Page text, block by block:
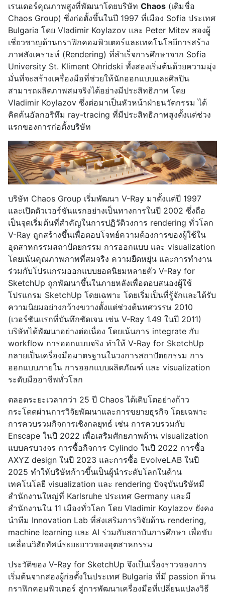
เรนเดอร์คุณภาพสูงที่พัฒนาโดยบริษัท Chaos (เดิมชื่อ
Chaos Group) ซึ่งก่อตั้งขึ้นในปี 1997 ที่เมือง Sofia ประเทศ
Bulgaria โดย Vladimir Koylazov และ Peter Mitev สองผู้
เชี่ยวชาญด้านกราฟิกคอมพิวเตอร์และเทคโนโลยีการสร้าง
ภาพสังเคราะห์ (Rendering) ที่สำเร็จการศึกษาจาก Sofia
University St. Kliment Ohridski ทั้งสองเริ่มต้นด้วยความมุ่ง
มั่นที่จะสร้างเครื่องมือที่ช่วยให้นักออกแบบและศิลปิน
สามารถผลิตภาพสมจริงได้อย่างมีประสิทธิภาพ โดย
Vladimir Koylazov ซึ่งต่อมาเป็นหัวหน้าฝ่ายนวัตกรรม ได้
คิดค้นอัลกอริทึม ray-tracing ที่มีประสิทธิภาพสูงตั้งแต่ช่วง
แรกของการก่อตั้งบริษัท
บริษัท Chaos Group เริ่มพัฒนา V-Ray มาตั้งแต่ปี 1997
และเปิดตัวเวอร์ชันแรกอย่างเป็นทางการในปี 2002 ซึ่งถือ
เป็นจุดเริ่มต้นที่สำคัญในการปฏิวัติวงการ rendering ทั่วโลก
V-Ray ถูกสร้างขึ้นเพื่อตอบโจทย์ความต้องการของผู้ใช้ใน
อุตสาหกรรมสถาปัตยกรรม การออกแบบ และ visualization
โดยเน้นคุณภาพภาพที่สมจริง ความยืดหยุ่น และการทำงาน
ร่วมกับโปรแกรมออกแบบยอดนิยมหลายตัว V-Ray for
SketchUp ถูกพัฒนาขึ้นในภายหลังเพื่อตอบสนองผู้ใช้
โปรแกรม SketchUp โดยเฉพาะ โดยเริ่มเป็นที่รู้จักและได้รับ
ความนิยมอย่างกว้างขวางตั้งแต่ช่วงต้นทศวรรษ 2010
(เวอร์ชันแรกที่บันทึกชัดเจน เช่น V-Ray 1.49 ในปี 2011)
บริษัทได้พัฒนาอย่างต่อเนื่อง โดยเน้นการ integrate กับ
workflow การออกแบบจริง ทำให้ V-Ray for SketchUp
กลายเป็นเครื่องมือมาตรฐานในวงการสถาปัตยกรรม การ
ออกแบบภายใน การออกแบบผลิตภัณฑ์ และ visualization
ระดับมืออาชีพทั่วโลก
ตลอดระยะเวลากว่า 25 ปี Chaos ได้เติบโตอย่างก้าว
กระโดดผ่านการวิจัยพัฒนาและการขยายธุรกิจ โดยเฉพาะ
การควบรวมกิจการเชิงกลยุทธ์ เช่น การควบรวมกับ
Enscape ในปี 2022 เพื่อเสริมศักยภาพด้าน visualization
แบบครบวงจร การซื้อกิจการ Cylindo ในปี 2022 การซื้อ
AXYZ design ในปี 2023 และการซื้อ EvolveLAB ในปี
2025 ทำให้บริษัทก้าวขึ้นเป็นผู้นำระดับโลกในด้าน
เทคโนโลยี visualization และ rendering ปัจจุบันบริษัทมี
สำนักงานใหญ่ที่ Karlsruhe ประเทศ Germany และมี
สำนักงานใน 11 เมืองทั่วโลก โดย Vladimir Koylazov ยังคง
นำทีม Innovation Lab ที่ส่งเสริมการวิจัยด้าน rendering,
machine learning และ AI ร่วมกับสถาบันการศึกษา เพื่อขับ
เคลื่อนวิสัยทัศน์ระยะยาวของอุตสาหกรรม
ประวัติของ V-Ray for SketchUp จึงเป็นเรื่องราวของการ
เริ่มต้นจากสองผู้ก่อตั้งในประเทศ Bulgaria ที่มี passion ด้าน
กราฟิกคอมพิวเตอร์ สู่การพัฒนาเครื่องมือที่เปลี่ยนแปลงวิธี